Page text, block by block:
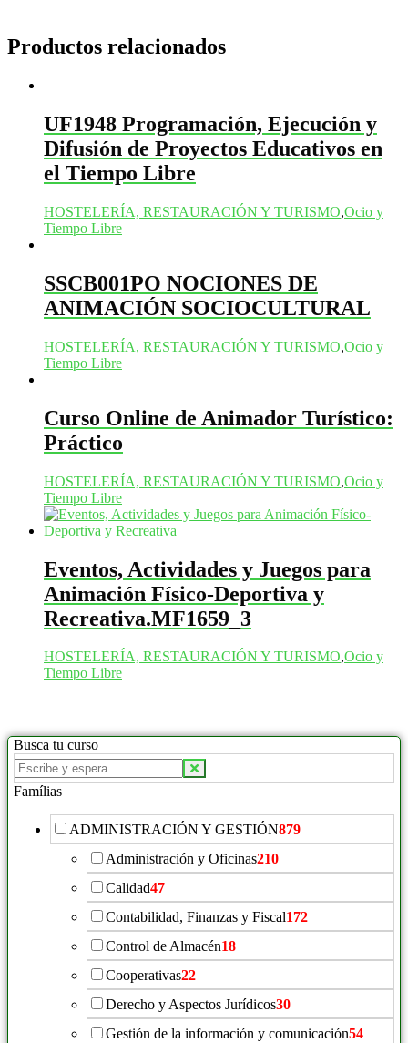
Productos relacionados
UF1948 Programación, Ejecución y
Difusión de Proyectos Educativos en
el Tiempo Libre
HOSTELERÍA, RESTAURACIÓN Y TURISMO,Ocio y
Tiempo Libre
SSCB001PO NOCIONES DE
ANIMACIÓN SOCIOCULTURAL
HOSTELERÍA, RESTAURACIÓN Y TURISMO,Ocio y
Tiempo Libre
Curso Online de Animador Turístico:
Práctico
HOSTELERÍA, RESTAURACIÓN Y TURISMO,Ocio y
Tiempo Libre
Eventos, Actividades y Juegos para
Animación Físico-Deportiva y
Recreativa.MF1659_3
HOSTELERÍA, RESTAURACIÓN Y TURISMO,Ocio y
Tiempo Libre
Busca tu curso
Buscar
productos:
Famílias
ADMINISTRACIÓN Y GESTIÓN879
Administración y Oficinas210
Calidad47
Contabilidad, Finanzas y Fiscal172
Control de Almacén18
Cooperativas22
Derecho y Aspectos Jurídicos30
Gestión de la información y comunicación54